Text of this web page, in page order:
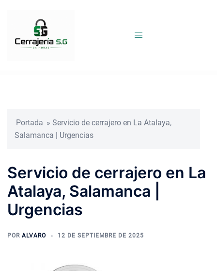
Portada » Servicio de cerrajero en La Atalaya,
Salamanca | Urgencias
Servicio de cerrajero en La
Atalaya, Salamanca |
Urgencias
POR ALVARO 12 DE SEPTIEMBRE DE 2025